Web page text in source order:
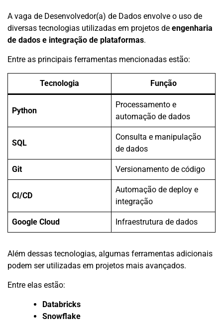
A vaga de Desenvolvedor(a) de Dados envolve o uso de
diversas tecnologias utilizadas em projetos de engenharia
de dados e integração de plataformas.
Entre as principais ferramentas mencionadas estão:
Tecnologia Função
Python
Processamento e
automação de dados
SQL
Consulta e manipulação
de dados
Git Versionamento de código
CI/CD
Automação de deploy e
integração
Google Cloud Infraestrutura de dados
Além dessas tecnologias, algumas ferramentas adicionais
podem ser utilizadas em projetos mais avançados.
Entre elas estão:
Databricks
Snowflake